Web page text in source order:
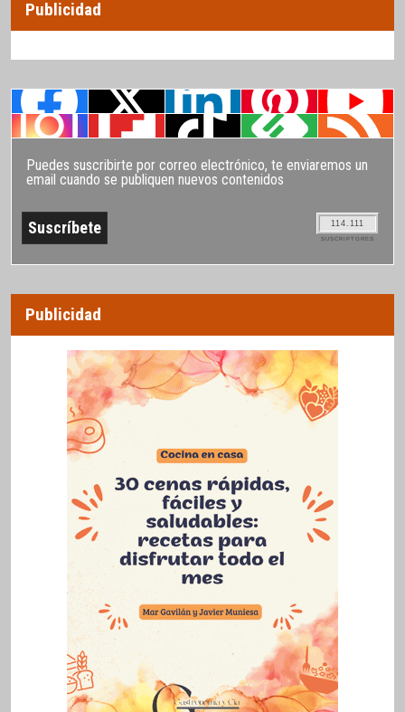
Publicidad
Puedes suscribirte por correo electrónico, te enviaremos un
email cuando se publiquen nuevos contenidos
114.111
SUSCRIPTORES
Publicidad